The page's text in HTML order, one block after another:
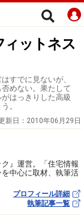
ィットネス
すでに見ないが、
めない。果たして
はっきりした高級
。
新日： 2010年06月29日
』運営。「住宅情報
中心に取材、執筆活
プロフィール詳細
執筆記事一覧